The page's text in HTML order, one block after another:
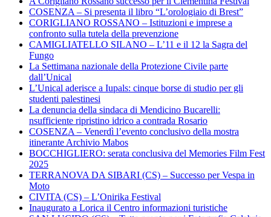
COSENZA – Si presenta il libro “L’orologiaio di Brest”
CORIGLIANO ROSSANO – Istituzioni e imprese a
confronto sulla tutela della prevenzione
CAMIGLIATELLO SILANO – L’11 e il 12 la Sagra del
Fungo
La Settimana nazionale della Protezione Civile parte
dall’Unical
L’Unical aderisce a Iupals: cinque borse di studio per gli
studenti palestinesi
La denuncia della sindaca di Mendicino Bucarelli:
nsufficiente ripristino idrico a contrada Rosario
COSENZA – Venerdì l’evento conclusivo della mostra
itinerante Archivio Mabos
BOCCHIGLIERO: serata conclusiva del Memories Film Fest
2025
TERRANOVA DA SIBARI (CS) – Successo per Vespa in
Moto
CIVITA (CS) – L’Onirika Festival
Inaugurato a Lorica il Centro informazioni turistiche